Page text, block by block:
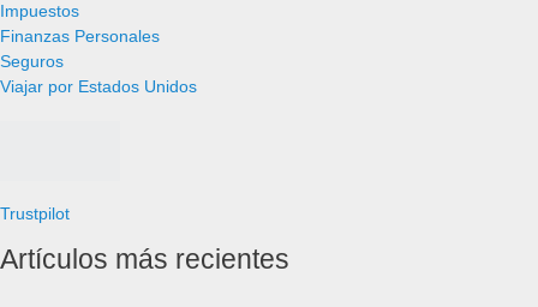
Impuestos
Finanzas Personales
Seguros
Viajar por Estados Unidos
Trustpilot
Artículos más recientes